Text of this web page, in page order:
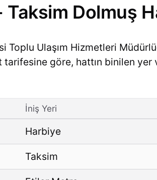
Taksim Dolmuş
Ulaşım Hizmetleri
göre, hattın binilen yer
İniş Yeri
Harbiye
Taksim